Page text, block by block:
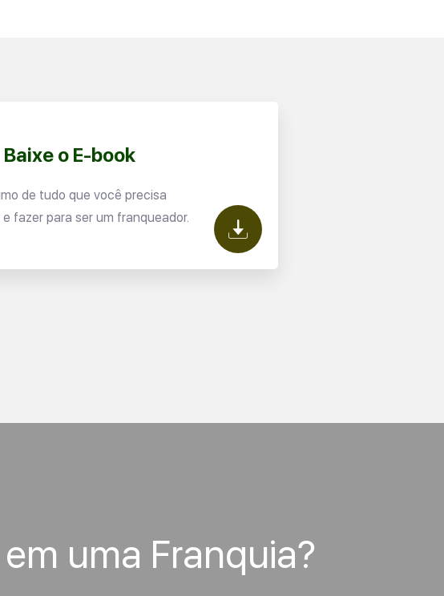
Baixe o E-book
de tudo que você precisa
fazer para ser um franqueador.
uma Franquia?